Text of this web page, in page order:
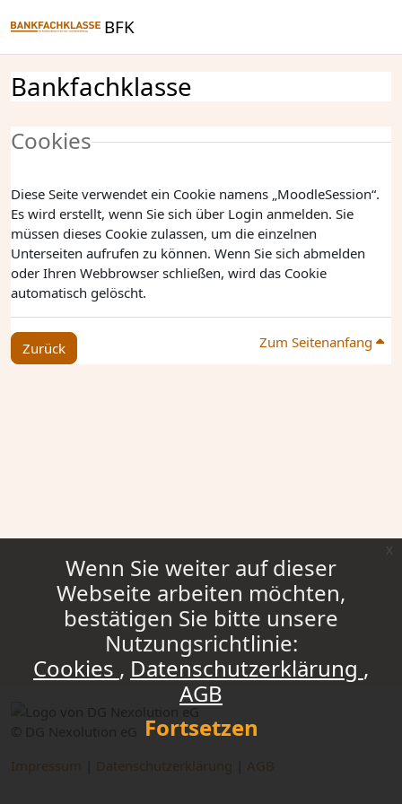
Wenn Sie weiter auf dieser
Webseite arbeiten möchten,
bestätigen Sie bitte unsere
Nutzungsrichtlinie:
Cookies
Datenschutzerklärung
AGB
Fortsetzen
BFK
Bankfachklasse
Cookies
Diese Seite verwendet ein Cookie namens „MoodleSession“.
Es wird erstellt, wenn Sie sich über Login anmelden. Sie
müssen dieses Cookie zulassen, um die einzelnen
Unterseiten aufrufen zu können. Wenn Sie sich abmelden
oder Ihren Webbrowser schließen, wird das Cookie
automatisch gelöscht.
Zurück Zum Seitenanfang
Impressum
Datenschutzerklärung AGB